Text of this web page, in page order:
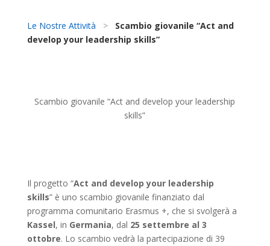
Le Nostre Attività >
Scambio giovanile “Act and
develop your leadership skills”
Scambio giovanile “Act and develop your leadership
skills”
Il progetto “Act and develop your leadership
skills” è uno scambio giovanile finanziato dal
programma comunitario Erasmus +, che si svolgerà a
Kassel, in Germania, dal 25 settembre al 3
ottobre. Lo scambio vedrà la partecipazione di 39